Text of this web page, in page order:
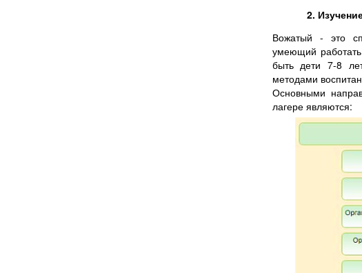
2.
Вожатый - это
умеющий
быть дети 7-8
методами
Основными
лагере являются: